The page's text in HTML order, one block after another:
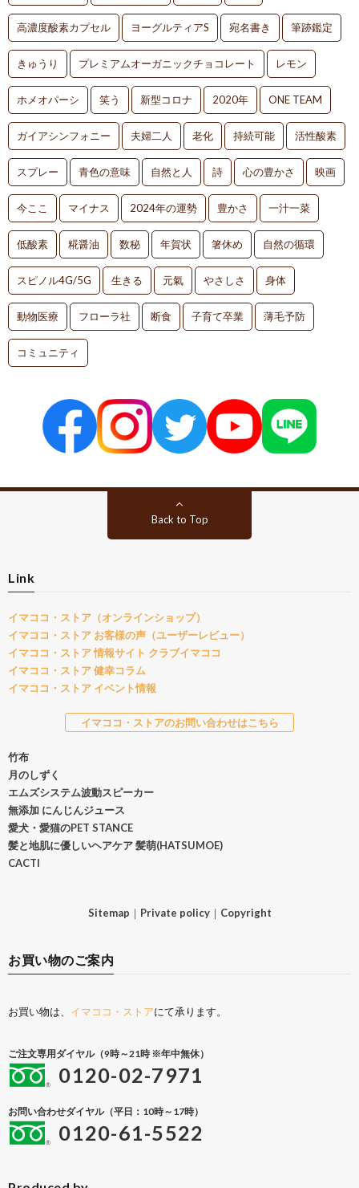
高濃度酸素カプセル ヨーグルティアS 宛名書き 筆跡鑑定
きゅうり プレミアムオーガニックチョコレート レモン
ホメオパーシ 笑う 新型コロナ 2020年 ONE TEAM
ガイアシンフォニー 夫婦二人 老化 持続可能 活性酸素
スプレー 青色の意味 自然と人 詩 心の豊かさ 映画
今ここ マイナス 2024年の運勢 豊かさ 一汁一菜
低酸素 糀醤油 数秘 年賀状 箸休め 自然の循環
スピノル4G/5G 生きる 元氣 やさしさ 身体
動物医療 フローラ社 断食 子育て卒業 薄毛予防
コミュニティ
Back to Top
Link
イマココ・ストア（オンラインショップ）
イマココ・ストア お客様の声（ユーザーレビュー）
イマココ・ストア 情報サイト クラブイマココ
イマココ・ストア 健幸コラム
イマココ・ストア イベント情報
イマココ・ストアのお問い合わせはこちら
竹布
月のしずく
エムズシステム波動スピーカー
無添加 にんじんジュース
愛犬・愛猫のPET STANCE
髪と地肌に優しいヘアケア 髪萌(HATSUMOE)
CACTI
Sitemap ｜ Private policy｜ Copyright
お買い物のご案内
お買い物は、 イマココ・ストアにて承ります。
ご注文専用ダイヤル（9時～21時 ※年中無休）
0120-02-7971
お問い合わせダイヤル（平日：10時～17時）
0120-61-5522